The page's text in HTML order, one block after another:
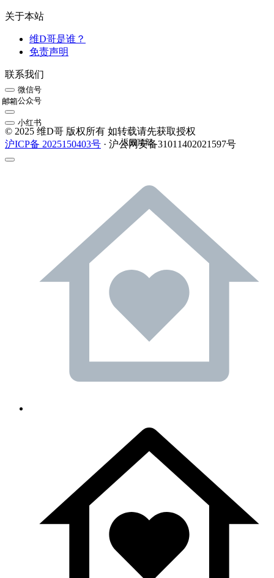
关于本站
维D哥是谁？
免责声明
联系我们
微信号
公众号
邮箱
小红书
© 2025 维D哥 版权所有 如转载请先获取授权
沪ICP备 2025150403号 · 沪公网安备31011402021597号
返回顶部